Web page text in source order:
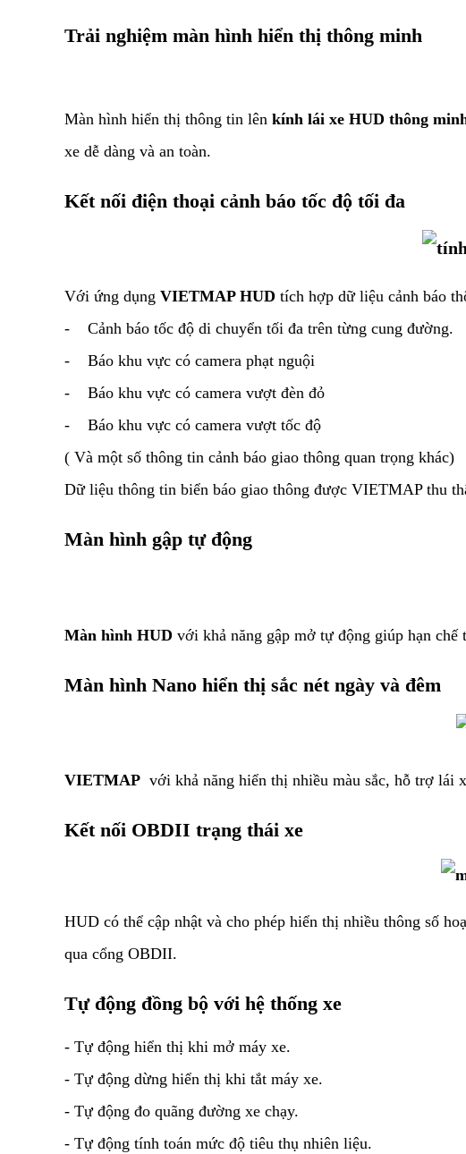
Trải nghiệm màn hình hiển thị thông minh
Màn hình hiển thị thông tin lên kính lái xe HUD thông
xe dễ dàng và an toàn.
Kết nối điện thoại cảnh báo tốc độ tối đa
Với ứng dụng VIETMAP HUD tích hợp dữ liệu cảnh báo
- Cảnh báo tốc độ di chuyển tối đa trên từng cung đường.
- Báo khu vực có camera phạt nguội
- Báo khu vực có camera vượt đèn đỏ
- Báo khu vực có camera vượt tốc độ
( Và một số thông tin cảnh báo giao thông quan trọng khác)
Dữ liệu thông tin biển báo giao thông được VIETMAP thu
Màn hình gập tự động
Màn hình HUD với khả năng gập mở tự động giúp hạn
Màn hình Nano hiển thị sắc nét ngày và đêm
VIETMAP với khả năng hiển thị nhiều màu sắc, hỗ trợ lái
Kết nối OBDII trạng thái xe
HUD có thể cập nhật và cho phép hiển thị nhiều thông số
qua cổng OBDII.
Tự động đồng bộ với hệ thống xe
- Tự động hiển thị khi mở máy xe.
- Tự động dừng hiển thị khi tắt máy xe.
- Tự động đo quãng đường xe chạy.
- Tự động tính toán mức độ tiêu thụ nhiên liệu.